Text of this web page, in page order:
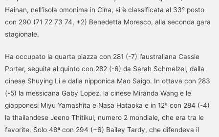
Hainan, nell’isola omonima in Cina, si è classificata al 33° posto
con 290 (71 72 73 74, +2) Benedetta Moresco, alla seconda gara
stagionale.
Ha occupato la quarta piazza con 281 (-7) l’australiana Cassie
Porter, seguita al quinto con 282 (-6) da Sarah Schmelzel, dalla
cinese Shuying Li e dalla nipponica Mao Saigo. In ottava con 283
(-5) la messicana Gaby Lopez, la cinese Miranda Wang e le
giapponesi Miyu Yamashita e Nasa Hataoka e in 12ª con 284 (-4)
la thailandese Jeeno Thitikul, numero 2 mondiale, che era tra le
favorite. Solo 48ª con 294 (+6) Bailey Tardy, che difendeva il